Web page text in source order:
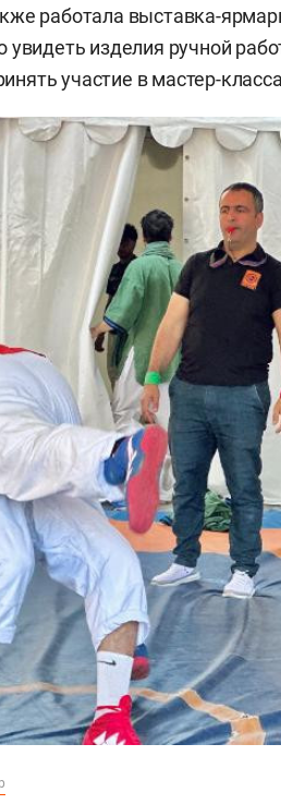
работала выставка-
изделия ручной
участие в мастер-